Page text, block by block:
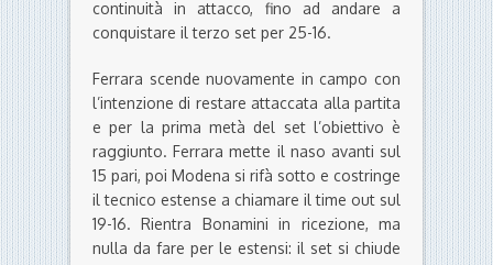
continuità in attacco, fino ad andare a
conquistare il terzo set per 25-16.
Ferrara scende nuovamente in campo con
l’intenzione di restare attaccata alla partita
e per la prima metà del set l’obiettivo è
raggiunto. Ferrara mette il naso avanti sul
15 pari, poi Modena si rifà sotto e costringe
il tecnico estense a chiamare il time out sul
19-16. Rientra Bonamini in ricezione, ma
nulla da fare per le estensi: il set si chiude